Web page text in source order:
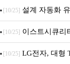
5600MHz 16GB 출시
[10/25] 설계 자동화
무상 배포
[10/25] 이스트시큐
세대 AI 보안 플랫폼
[10/25] LG전자, 대형